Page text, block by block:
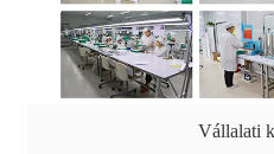
Vállalati